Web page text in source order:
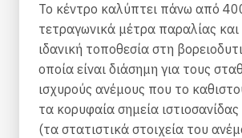
Το κέντρο καλύπτει πάνω από
τετραγωνικά μέτρα παραλίας και
ιδανική τοποθεσία στη
οποία είναι διάσημη για τους
ισχυρούς ανέμους που το
τα κορυφαία σημεία
(τα στατιστικά στοιχεία του